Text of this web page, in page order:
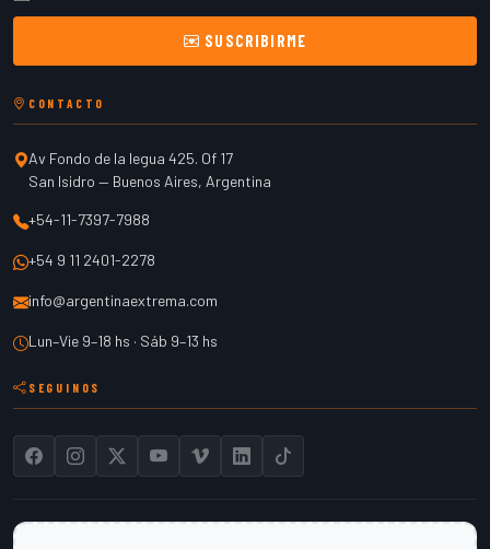
SUSCRIBIRME
CONTACTO
Av Fondo de la legua 425. Of 17
San Isidro — Buenos Aires, Argentina
+54-11-7397-7988
+54 9 11 2401-2278
info@argentinaextrema.com
Lun–Vie 9–18 hs · Sáb 9–13 hs
SEGUINOS